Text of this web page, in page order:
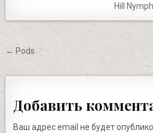
Hill Nymph
Навигация
по
← Pods
Добавить
Ваш адрес email не будет